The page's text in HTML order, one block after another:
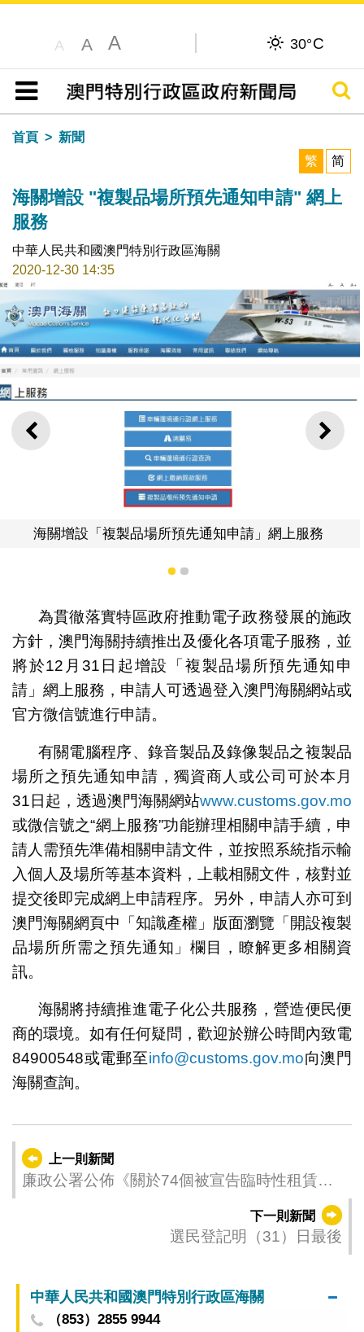
A A A 30°C
目錄
搜尋
首頁
新聞
繁
简
海關增設 "複製品場所預先通知申請" 網上
服務
中華人民共和國澳門特別行政區海關
2020-12-30 14:35
上一則 下一
品場所預先通知申請」網上服務
1 2
為貫徹落實特區政府推動電子政務發展的施政
方針，澳門海關持續推出及優化各項電子服務，並
將於12月31日起增設「複製品場所預先通知申
請」網上服務，申請人可透過登入澳門海關網站或
官方微信號進行申請。
有關電腦程序、錄音製品及錄像製品之複製品
場所之預先通知申請，獨資商人或公司可於本月
31日起，透過澳門海關網站www.customs.gov.mo
或微信號之“網上服務”功能辦理相關申請手續，申
請人需預先準備相關申請文件，並按照系統指示輸
入個人及場所等基本資料，上載相關文件，核對並
提交後即完成網上申請程序。另外，申請人亦可到
澳門海關網頁中「知識產權」版面瀏覽「開設複製
品場所所需之預先通知」欄目，瞭解更多相關資
訊。
海關將持續推進電子化公共服務，營造便民便
商的環境。如有任何疑問，歡迎於辦公時間內致電
84900548或電郵至info@customs.gov.mo向澳門
海關查詢。
上一則新聞
廉政公署公佈《關於74個被宣告臨時性租賃批
下一則新聞
選民登記明（31）日最後
中華人民共和國澳門特別行政區海關
（853）2855 9944